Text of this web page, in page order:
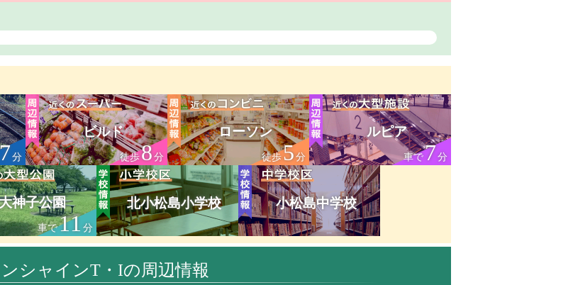
分
ビルド
徒歩8分
ローソン
徒歩5分
ルピア
車で7分
神子公園
車で11分
北小松島小学校 小松島中学校
シャインT・Iの周辺情報